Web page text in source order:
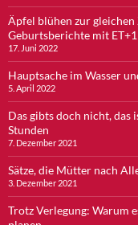
Äpfel blühen zur
Geburtsberichte mit
17. Juni 2022
Hauptsache im Wasser
5. April 2022
Das gibts doch nicht, das
Stunden
7. Dezember 2021
Sätze, die Mütter nach
3. Dezember 2021
Trotz Verlegung: Warum